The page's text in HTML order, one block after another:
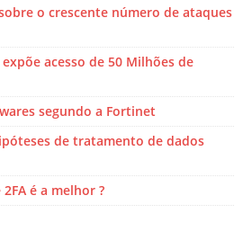
o crescente número de ataques
acesso de 50 Milhões de
segundo a Fortinet
de tratamento de dados
é a melhor ?